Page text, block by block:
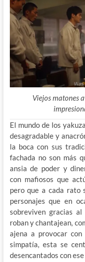
Viejos matones
El mundo de los
desagradable y
la boca con sus
fachada no son más
ansia de poder y
con mafiosos que
pero que a cada rato
personajes que en
sobreviven gracias
roban y chantajean,
ajena a provocar con
simpatía, esta se
desencantados con